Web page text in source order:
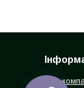
Про